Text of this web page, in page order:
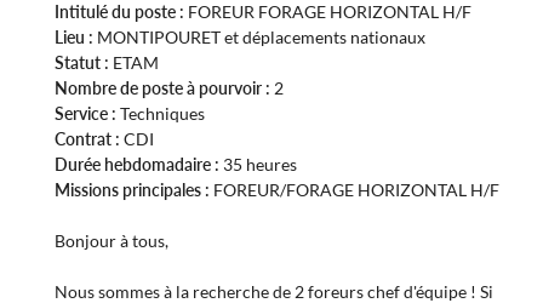
Rafraîchir le captcha
En cochant cette case, vous consentez à recevoir nos propositions commerciales à
Inscription
Intitulé du poste : FOREUR FORAGE HORIZONTAL H/F
Lieu : MONTIPOURET et déplacements nationaux
Statut : ETAM
Nombre de poste à pourvoir : 2
Service : Techniques
Contrat : CDI
Durée hebdomadaire : 35 heures
Missions principales : FOREUR/FORAGE HORIZONTAL H/F
Bonjour à tous,
Nous sommes à la recherche de 2 foreurs chef d'équipe ! Si